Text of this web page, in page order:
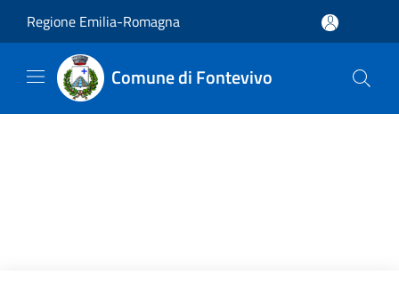
Regione Emilia-Romagna
Comune di Fontevivo